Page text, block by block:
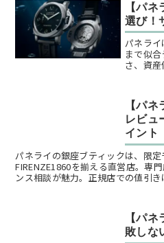
【パ
選び！
パネラ
まで似
さ、資産
【パ
レビュ
イント
パネライの銀座ブティックは、限定
FIRENZE1860を揃える直営店。専
ンス相談が魅力。正規店での値引
【パ
敗しな